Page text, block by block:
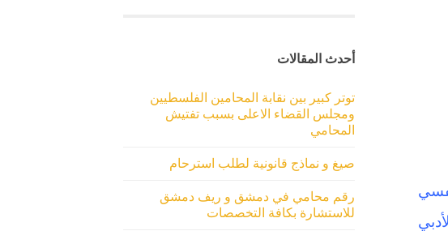
أحدث المقالات
توتر كبير بين نقابة المحامين الفلسطيين
ومجلس القضاء الاعلى بسبب تفتيش
المحامي
صيغ و نماذج قانونية لطلب استرحام
رقم محامي في دمشق و ريف دمشق
للاستشارة بكافة التخصصات